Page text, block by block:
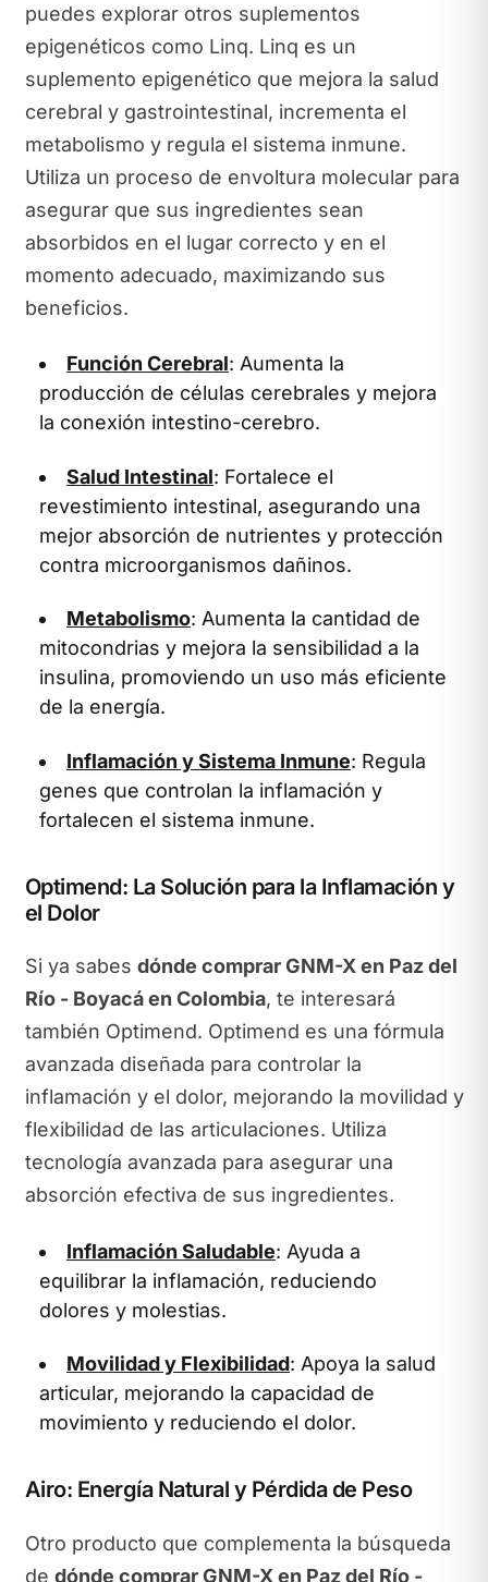
puedes explorar otros suplementos
epigenéticos como Linq. Linq es un
suplemento epigenético que mejora la salud
cerebral y gastrointestinal, incrementa el
metabolismo y regula el sistema inmune.
Utiliza un proceso de envoltura molecular para
asegurar que sus ingredientes sean
absorbidos en el lugar correcto y en el
momento adecuado, maximizando sus
beneficios.
Función Cerebral: Aumenta la
producción de células cerebrales y mejora
la conexión intestino-cerebro.
Salud Intestinal: Fortalece el
revestimiento intestinal, asegurando una
mejor absorción de nutrientes y protección
contra microorganismos dañinos.
Metabolismo: Aumenta la cantidad de
mitocondrias y mejora la sensibilidad a la
insulina, promoviendo un uso más eficiente
de la energía.
Inflamación y Sistema Inmune: Regula
genes que controlan la inflamación y
fortalecen el sistema inmune.
Optimend: La Solución para la Inflamación y
el Dolor
Si ya sabes dónde comprar GNM-X en Paz del
Río - Boyacá en Colombia, te interesará
también Optimend. Optimend es una fórmula
avanzada diseñada para controlar la
inflamación y el dolor, mejorando la movilidad y
flexibilidad de las articulaciones. Utiliza
tecnología avanzada para asegurar una
absorción efectiva de sus ingredientes.
Inflamación Saludable: Ayuda a
equilibrar la inflamación, reduciendo
dolores y molestias.
Movilidad y Flexibilidad: Apoya la salud
articular, mejorando la capacidad de
movimiento y reduciendo el dolor.
Airo: Energía Natural y Pérdida de Peso
Otro producto que complementa la búsqueda
de dónde comprar GNM-X en Paz del Río -